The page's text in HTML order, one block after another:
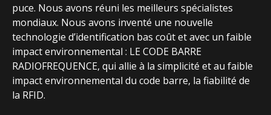
puce. Nous avons réuni les meilleurs spécialistes
mondiaux. Nous avons inventé une nouvelle
technologie d’identification bas coût et avec un faible
impact environnemental : LE CODE BARRE
RADIOFREQUENCE, qui allie à la simplicité et au faible
impact environnemental du code barre, la fiabilité de
la RFID.